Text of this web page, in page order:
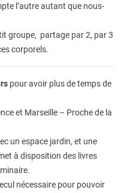
l’autre autant que nous-
groupe, partage par 2, par 3
corporels.
pour avoir plus de temps de
et Marseille – Proche de la
un espace jardin, et une
à disposition des livres
nécessaire pour pouvoir